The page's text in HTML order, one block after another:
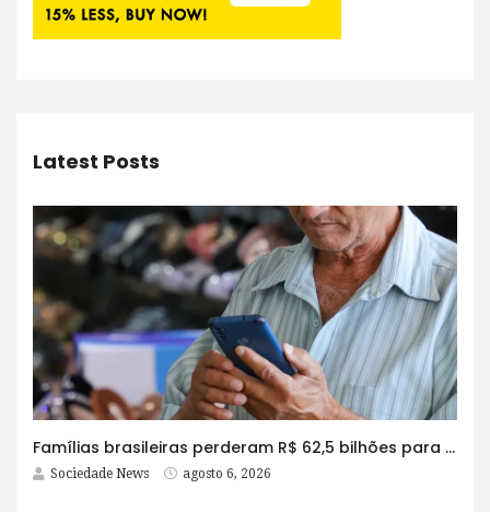
Latest Posts
Famílias brasileiras perderam R$ 62,5 bilhões para bets em 2025
Sociedade News agosto 6, 2026